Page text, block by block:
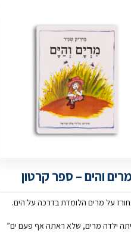
מרים והים – ספר קרטון
על מרים הלומדת בדרכה על הים.
ילדה מרים, שלא ראתה אף פעם ים”